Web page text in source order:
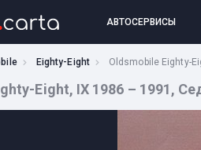
АВТОСЕРВИСЫ
Eighty-Eight Oldsmobile Eighty-
Eight, IX 1986 – 1991,